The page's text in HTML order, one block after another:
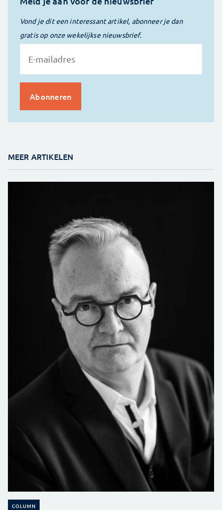
Vond je dit een interessant artikel, abonneer je dan
gratis op onze wekelijkse nieuwsbrief.
MEER ARTIKELEN
COLUMN